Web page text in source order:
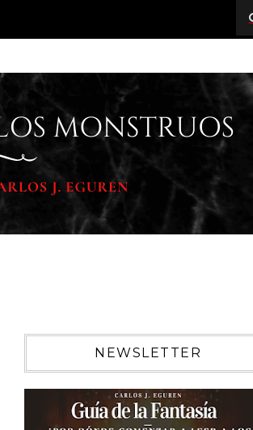
NEWSLETTER